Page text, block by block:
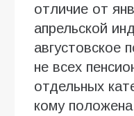
отличие от
апрельской
августовское
не всех
отдельных
кому